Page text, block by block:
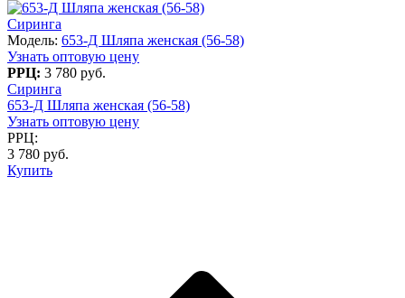
Сиринга
Модель: 653-Д Шляпа женская (56-58)
Узнать оптовую цену
РРЦ: 3 780 руб.
Сиринга
653-Д Шляпа женская (56-58)
Узнать оптовую цену
РРЦ:
3 780 руб.
Купить